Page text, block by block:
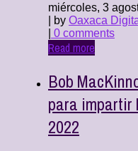
miércoles, 3
| by Oaxaca
0 comments
Read more
Bob
para impartir
2022